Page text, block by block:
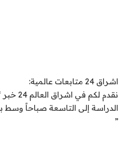
اشراق 24 متابعات عالمية:
نقدم لكم
الدراسة إلى التاسعة صباحاً
”